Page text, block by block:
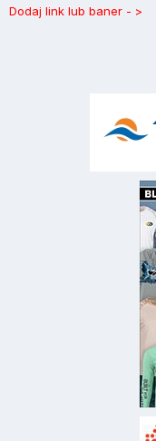
Dodaj link lub baner - >